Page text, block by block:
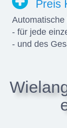
Preis
- für jede
- und des